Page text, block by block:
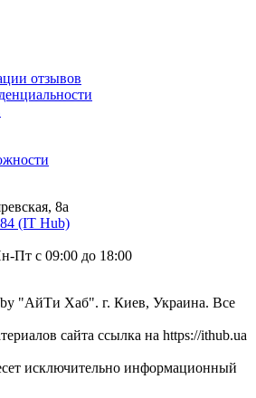
отзывов
8а
(IT Hub)
Пт с 09:00 до 18:00
"АйТи Хаб". г. Киев, Украина. Все
сайта ссылка на https://ithub.ua
исключительно информационный